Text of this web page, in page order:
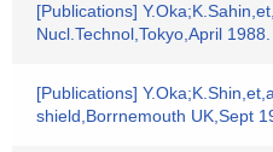
[Publications]
Nucl.Technol,Tokyo,April 1988.
[Publications]
shield,Borrnemouth UK,Sept